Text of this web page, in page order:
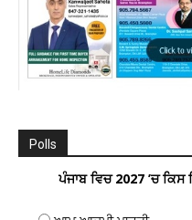
Polls
ਪੰਜਾਬ ਵਿਚ 2027 ’ਚ ਕਿਸ